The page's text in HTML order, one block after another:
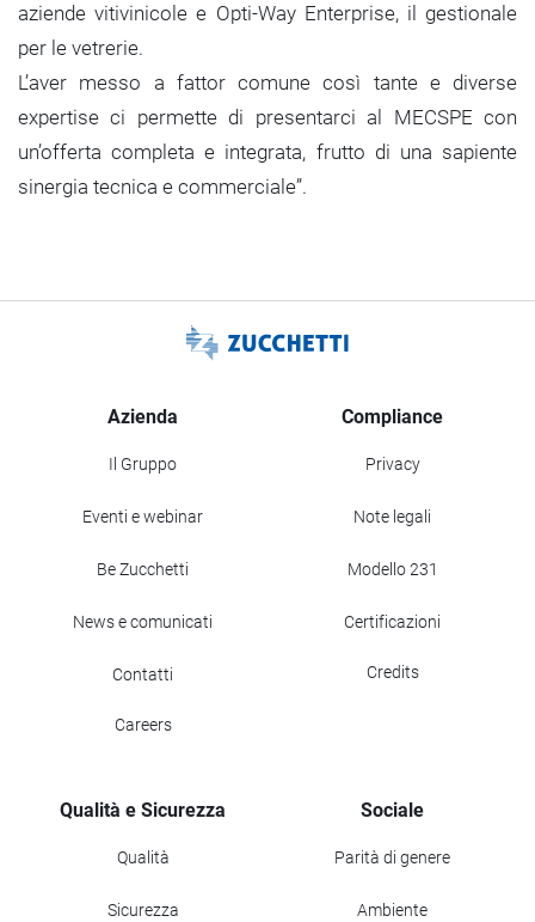
aziende vitivinicole e Opti-Way Enterprise, il gestionale
per le vetrerie.
L’aver messo a fattor comune così tante e diverse
expertise ci permette di presentarci al MECSPE con
un’offerta completa e integrata, frutto di una sapiente
sinergia tecnica e commerciale”.
Azienda
Il Gruppo
Eventi e webinar
Be Zucchetti
News e comunicati
Contatti
Careers
Compliance
Privacy
Note legali
Modello 231
Certificazioni
Credits
Qualità e Sicurezza
Qualità
Sicurezza
Sociale
Parità di genere
Ambiente